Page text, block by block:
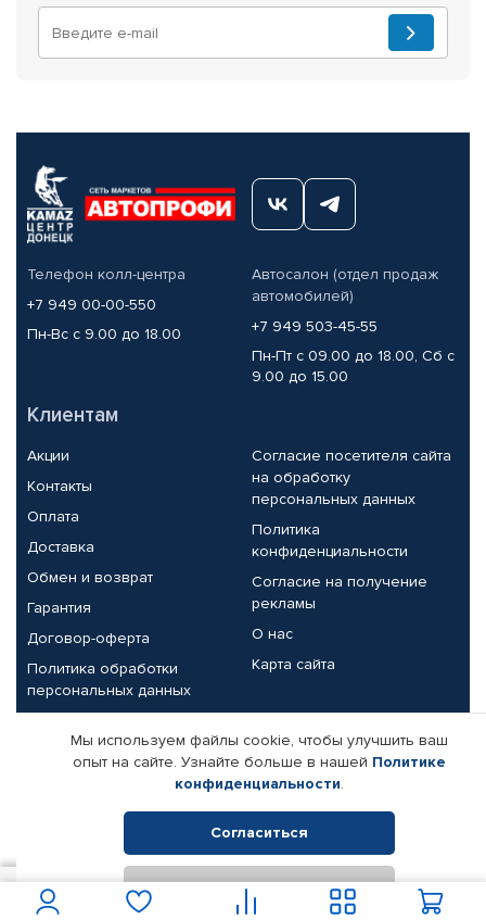
Телефон колл-центра
+7 949 00-00-550
Пн-Вс с 9.00 до 18.00
Автосалон (отдел продаж
автомобилей)
+7 949 503-45-55
Пн-Пт с 09.00 до 18.00, Сб с
9.00 до 15.00
Клиентам
Акции
Контакты
Оплата
Доставка
Обмен и возврат
Гарантия
Договор-оферта
Политика обработки
персональных данных
Согласие посетителя сайта
на обработку
персональных данных
Политика
конфиденциальности
Согласие на получение
рекламы
О нас
Карта сайта
Партнерам
Корпоративным клиентам
Поставщикам
Реквизиты компании
© КАМАЗ ЦЕНТР ДОНЕЦК, 2015-2026. Все права защищены.
Интернет-магазин автомобильных товаров Автопрофи.
Мы используем файлы cookie, чтобы улучшить ваш
опыт на сайте. Узнайте больше в нашей Политике
конфиденциальности.
Согласиться
Отклонить
В корзину